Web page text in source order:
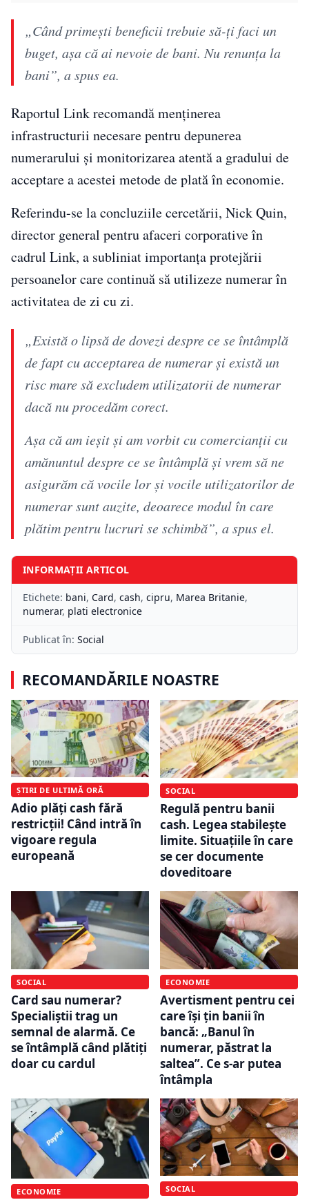
„Când primești beneficii trebuie să-ți faci un
buget, așa că ai nevoie de bani. Nu renunța la
bani”, a spus ea.
Raportul Link recomandă menținerea
infrastructurii necesare pentru depunerea
numerarului și monitorizarea atentă a gradului de
acceptare a acestei metode de plată în economie.
Referindu-se la concluziile cercetării, Nick Quin,
director general pentru afaceri corporative în
cadrul Link, a subliniat importanța protejării
persoanelor care continuă să utilizeze numerar în
activitatea de zi cu zi.
„Există o lipsă de dovezi despre ce se întâmplă
de fapt cu acceptarea de numerar și există un
risc mare să excludem utilizatorii de numerar
dacă nu procedăm corect.
Așa că am ieșit și am vorbit cu comercianții cu
amănuntul despre ce se întâmplă și vrem să ne
asigurăm că vocile lor și vocile utilizatorilor de
numerar sunt auzite, deoarece modul în care
plătim pentru lucruri se schimbă”, a spus el.
INFORMAȚII ARTICOL
Etichete: bani, Card, cash, cipru, Marea Britanie,
numerar, plati electronice
Publicat în: Social
RECOMANDĂRILE NOASTRE
ȘTIRI DE ULTIMĂ ORĂ
Adio plăți cash fără
restricții! Când intră în
vigoare regula
europeană
SOCIAL
Regulă pentru banii
cash. Legea stabilește
limite. Situațiile în care
se cer documente
doveditoare
SOCIAL
Card sau numerar?
Specialiștii trag un
semnal de alarmă. Ce
se întâmplă când plătiți
doar cu cardul
ECONOMIE
Avertisment pentru cei
care își țin banii în
bancă: „Banul în
numerar, păstrat la
saltea”. Ce s-ar putea
întâmpla
ECONOMIE SOCIAL